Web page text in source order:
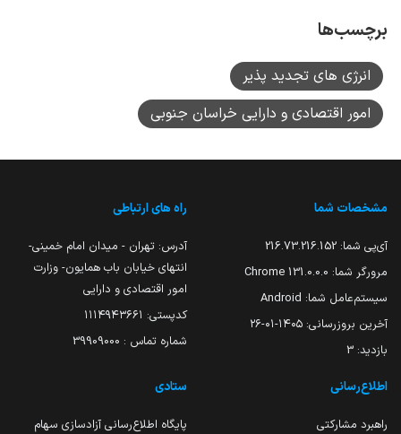
برچسب‌ها
انرژی های تجدید پذیر
امور اقتصادی و دارایی خراسان جنوبی
مشخصات شما
آی‌پی شما: 216.73.216.152
مرورگر شما: 131.0.0.0 Chrome
سیستم‌عامل شما: Android
آخرین بروزرسانی: ۱۴۰۵-۰۱-۲۶
بازدید: 3
راه های ارتباطی
آدرس: تهران - میدان امام خمینی-
انتهای خیابان باب همایون- وزارت
امور اقتصادی و دارایی
کدپستی: ۱۱۱۴۹۴۳۶۶۱
شماره تماس : 39909000
اطلاع‌رسانی
راهبرد مشارکتی
ستادی
پایگاه اطلاع‌رسانی آزادسازی سهام